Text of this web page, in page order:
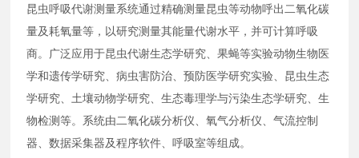
昆虫呼吸代谢测量系统通过精确测量昆虫等动物呼出二氧化碳
量及耗氧量等，以研究测量其能量代谢水平，并可计算呼吸
商。广泛应用于昆虫代谢生态学研究、果蝇等实验动物生物医
学和遗传学研究、病虫害防治、预防医学研究实验、昆虫生态
学研究、土壤动物学研究、生态毒理学与污染生态学研究、生
物检测等。系统由二氧化碳分析仪、氧气分析仪、气流控制
器、数据采集器及程序软件、呼吸室等组成。